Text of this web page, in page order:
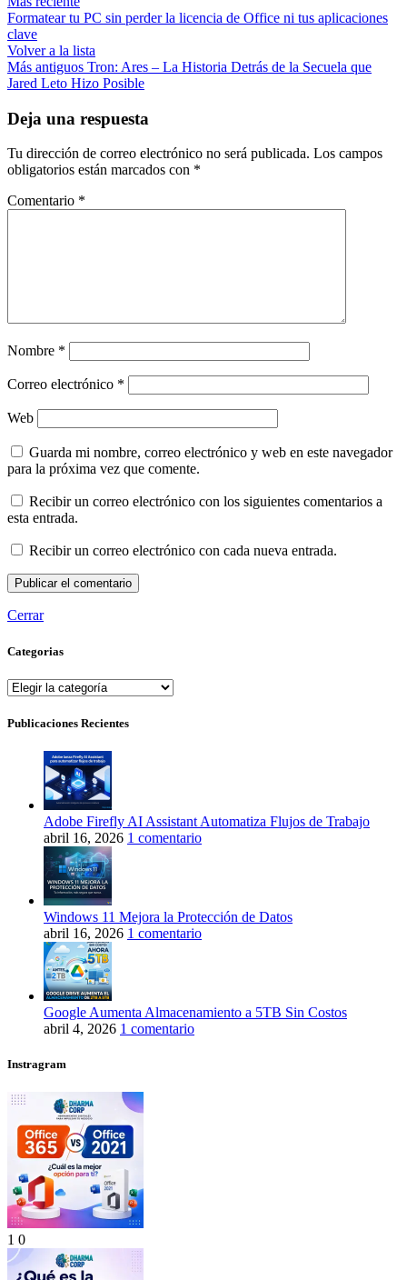
Formatear tu PC sin perder la licencia de Office ni tus aplicaciones
clave
Volver a la lista
Más antiguos Tron: Ares – La Historia Detrás de la Secuela que
Jared Leto Hizo Posible
Deja una respuesta
Tu dirección de correo electrónico no será publicada. Los campos
obligatorios están marcados con *
Comentario *
Nombre *
Correo electrónico *
Web
Guarda mi nombre, correo electrónico y web en este navegador
para la próxima vez que comente.
Recibir un correo electrónico con los siguientes comentarios a
esta entrada.
Recibir un correo electrónico con cada nueva entrada.
Cerrar
Categorias
Categorias
Publicaciones Recientes
Adobe Firefly AI Assistant Automatiza Flujos de Trabajo
abril 16, 2026 1 comentario
Windows 11 Mejora la Protección de Datos
abril 16, 2026 1 comentario
Google Aumenta Almacenamiento a 5TB Sin Costos
abril 4, 2026 1 comentario
Instragram
1 0